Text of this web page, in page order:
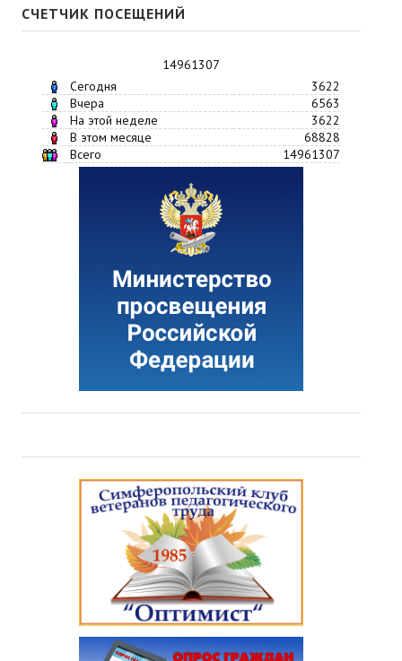
СЧЕТЧИК ПОСЕЩЕНИЙ
14961307
Сегодня
3622
Вчера
6563
На этой неделе
3622
В этом месяце
68828
Всего
14961307